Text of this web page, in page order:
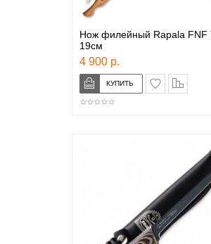
Нож филейный Rapala FNF
19см
4 900 р.
в закладки